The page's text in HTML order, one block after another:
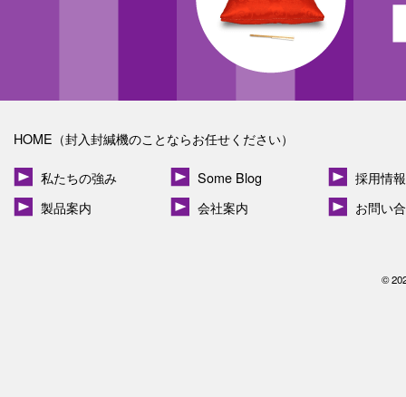
HOME（封入封緘機のことならお任せください）
私たちの強み
製品案内
Some Blog
会社案内
採用情報
お問い
©